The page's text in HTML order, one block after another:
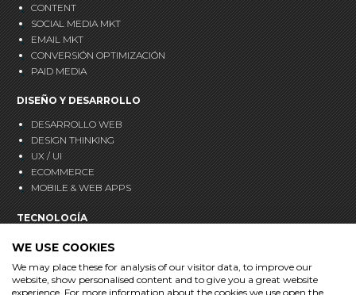
CONTENT
SOCIAL MEDIA MKT
EMAIL MKT
CONVERSIÓN OPTIMIZACIÓN
PAID MEDIA
DISEÑO Y DESARROLLO
DESARROLLO WEB
DESIGN THINKING
UX / UI
ECOMMERCE
MOBILE & WEB APPS
TECNOLOGÍA
CRM
MARKETING AUTOMATION
WE USE COOKIES
We may place these for analysis of our visitor data, to improve our
website, show personalised content and to give you a great website
experience. For more information about the cookies we use open the